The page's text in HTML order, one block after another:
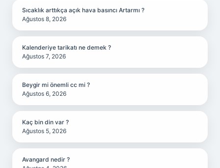
Sıcaklık arttıkça açık hava basıncı Artarmı ?
Ağustos 8, 2026
Kalenderiye tarikatı ne demek ?
Ağustos 7, 2026
Beygir mi önemli cc mi ?
Ağustos 6, 2026
Kaç bin din var ?
Ağustos 5, 2026
Avangard nedir ?